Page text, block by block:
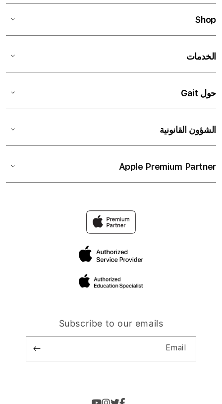
Shop
الخدمات
حول Gait
الشؤون القانونية
Apple Premium Partner
Subscribe to our emails
Email